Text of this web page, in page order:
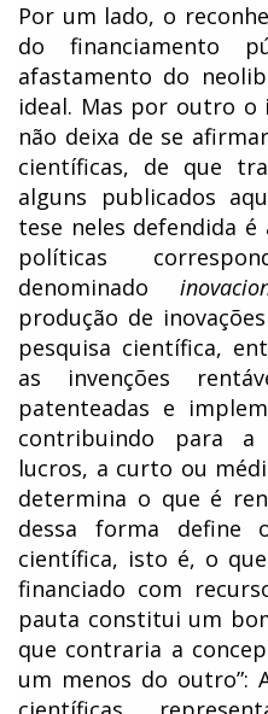
Por um lado, o
do financiamento
afastamento do
ideal. Mas por outro
não deixa de se
científicas, de que
alguns publicados
tese neles defendida é
políticas
denominado
produção de
pesquisa científica,
as invenções
patenteadas e
contribuindo para a
lucros, a curto ou
determina o que é
dessa forma define
científica, isto é, o
financiado com
pauta constitui um
que contraria a
um menos do outro”: